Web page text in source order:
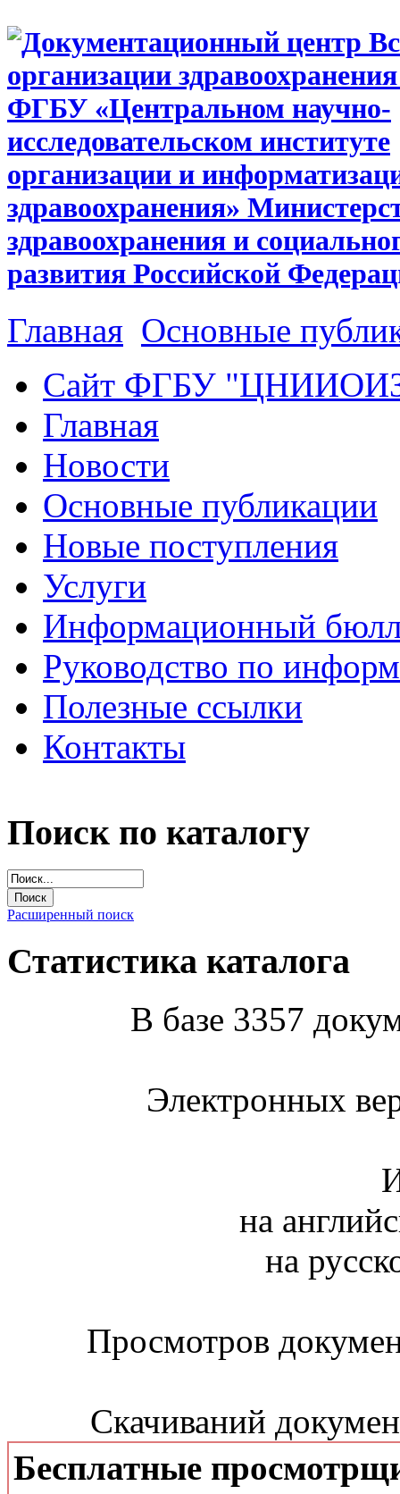
Главная Основные
Сайт ФГБУ
Главная
Новости
Основные публикации
Новые поступления
Услуги
Информационный
Руководство по
Полезные ссылки
Контакты
Поиск по каталогу
Расширенный поиск
Статистика каталога
В базе 3357
Электронных
на
на
Просмотров
Скачиваний
Бесплатные